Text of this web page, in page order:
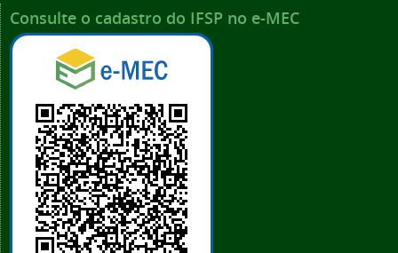
Consulte o cadastro do IFSP no e-MEC